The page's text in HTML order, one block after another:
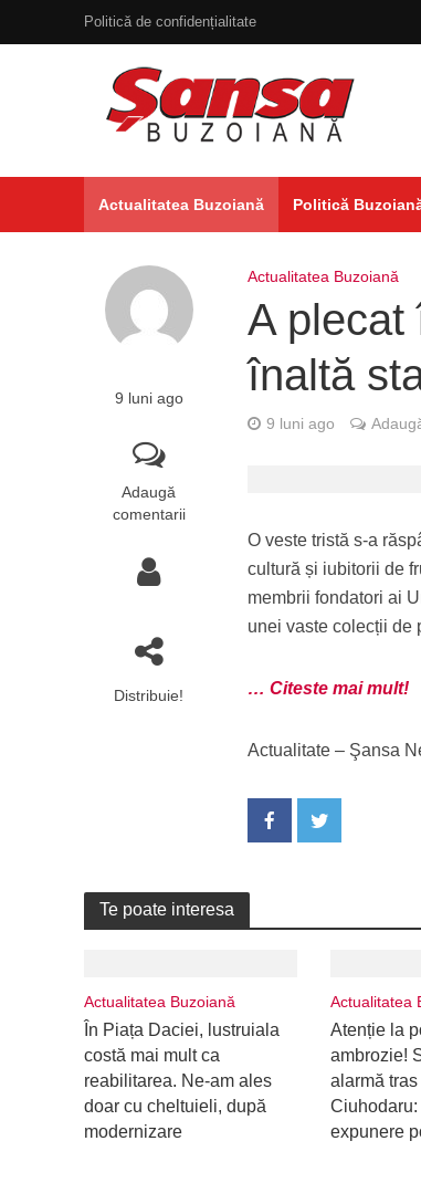
Politică de confidențialitate
Actualitatea Buzoiană Politică
9 luni ago
Adaugă
comentarii
Distribuie!
Actualitatea Buzoiană
A plecat
înaltă
9 luni ago
O veste tristă s-a
cultură și iubitorii de
membrii fondatori ai
unei vaste colecții de
… Citeste mai mult!
Actualitate – Şansa
Te poate interesa
Actualitatea Buzoiană
În Piața Daciei, lustruiala
costă mai mult ca
reabilitarea. Ne-am ales
doar cu cheltuieli, după
modernizare
Actualitatea
Atenție la
ambrozie!
alarmă
Ciuhodaru:
expunere